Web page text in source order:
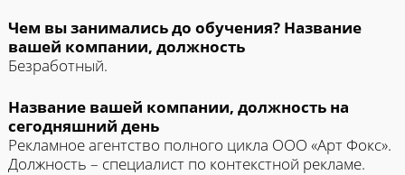
Чем вы занимались до обучения? Название
вашей компании, должность
Безработный.
Название вашей компании, должность на
сегодняшний день
Рекламное агентство полного цикла ООО «Арт Фокс».
Должность – специалист по контекстной рекламе.